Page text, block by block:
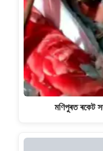
মণিপুৰত ৰকেট